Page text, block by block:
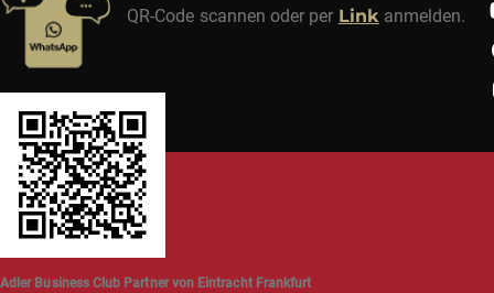
QR-Code scannen oder per Linkanmelden.
Adler Business Club Partner von Eintracht Frankfurt